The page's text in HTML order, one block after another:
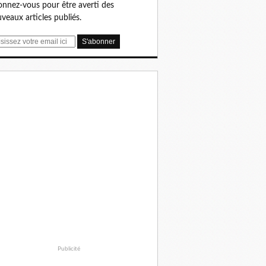
vous pour être averti des
articles publiés.
Publicité